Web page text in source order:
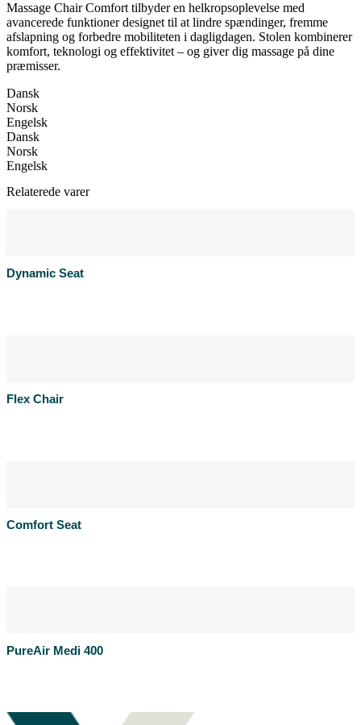
Massage Chair Comfort tilbyder en helkropsoplevelse med
avancerede funktioner designet til at lindre spændinger, fremme
afslapning og forbedre mobiliteten i dagligdagen. Stolen kombinerer
komfort, teknologi og effektivitet – og giver dig massage på dine
præmisser.
Dansk
Norsk
Engelsk
Dansk
Norsk
Engelsk
Relaterede varer
Dynamic Seat
Flex Chair
Comfort Seat
PureAir Medi 400